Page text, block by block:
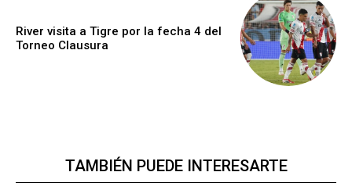
River visita a Tigre por la fecha 4 del
Torneo Clausura
TAMBIÉN PUEDE INTERESARTE